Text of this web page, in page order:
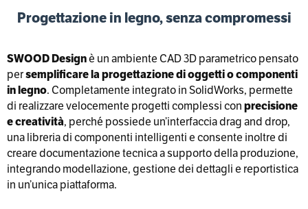
Progettazione in legno, senza compromessi
SWOOD Designè un ambiente CAD 3D parametrico pensato
persemplificare la progettazione di oggetti o componenti
in legno. Completamente integrato in SolidWorks, permette
di realizzare velocemente progetti complessi conprecisione
e creatività, perché possiede un’interfaccia drag and drop,
una libreria di componenti intelligenti e consente inoltre di
creare documentazione tecnica a supporto della produzione,
integrando modellazione, gestione dei dettagli e reportistica
in un’unica piattaforma.